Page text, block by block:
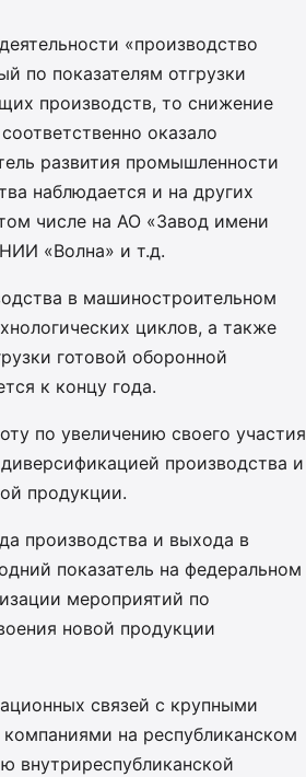
«производство
по показателям отгрузки
производств, то снижение
оказало
развития промышленности
наблюдается и на других
числе на АО «Завод имени
«Волна» и т.д.
в машиностроительном
циклов, а также
готовой оборонной
к концу года.
по увеличению своего участия
производства и
продукции.
производства и выхода в
показатель на федеральном
мероприятий по
новой продукции
связей с крупными
на республиканском
внутриреспубликанской